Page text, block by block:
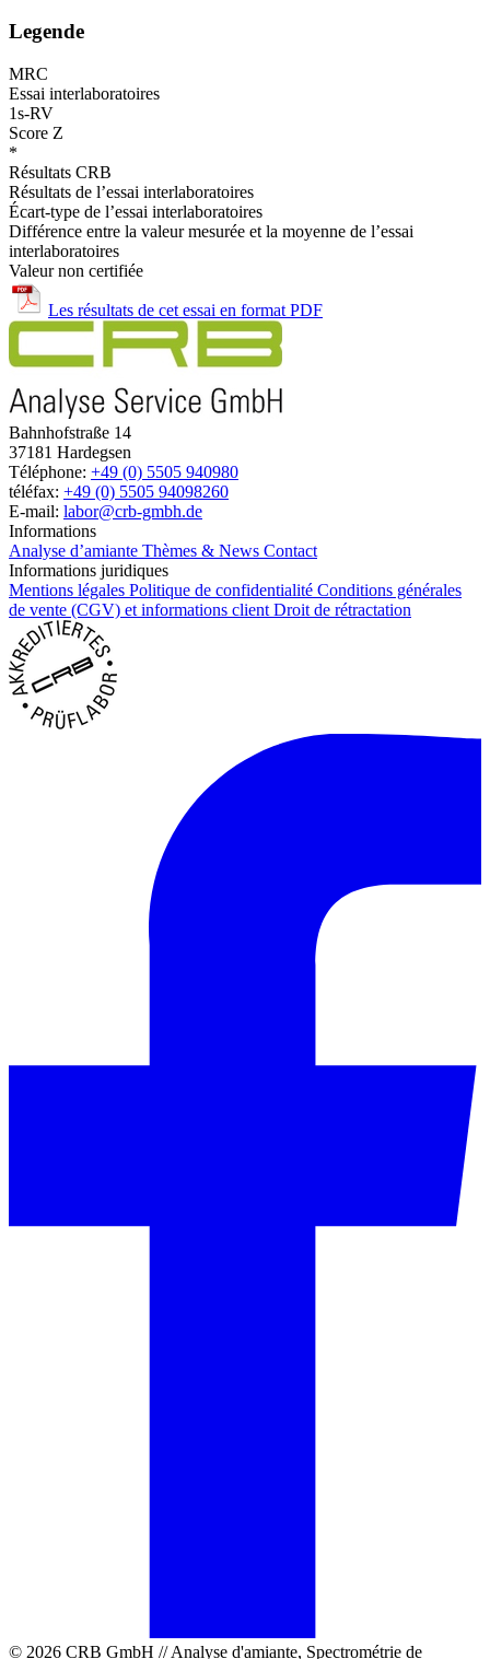
Legende
MRC
Essai interlaboratoires
1s-RV
Score Z
*
Résultats CRB
Résultats de l’essai interlaboratoires
Écart-type de l’essai interlaboratoires
Différence entre la valeur mesurée et la moyenne de l’essai
interlaboratoires
Valeur non certifiée
Les résultats de cet essai en format PDF
Bahnhofstraße 14
37181 Hardegsen
Téléphone: +49 (0) 5505 940980
téléfax: +49 (0) 5505 94098260
E-mail: labor@crb-gmbh.de
Informations
Analyse d’amiante Thèmes & News Contact
Informations juridiques
Mentions légales Politique de confidentialité Conditions générales
de vente (CGV) et informations client Droit de rétractation
© 2026 CRB GmbH // Analyse d'amiante, Spectrométrie de